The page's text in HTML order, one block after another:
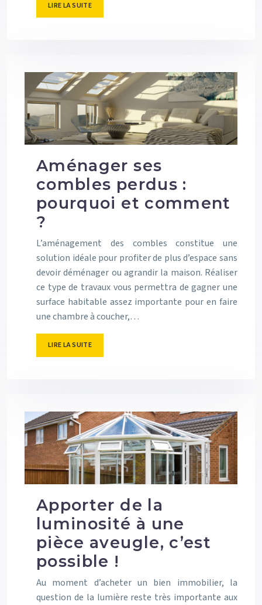
LIRE LA SUITE
Aménager ses
combles perdus :
pourquoi et comment
?
L’aménagement des combles constitue une
solution idéale pour profiter de plus d’espace sans
devoir déménager ou agrandir la maison. Réaliser
ce type de travaux vous permettra de gagner une
surface habitable assez importante pour en faire
une chambre à coucher,…
LIRE LA SUITE
Apporter de la
luminosité à une
pièce aveugle, c’est
possible !
Au moment d’acheter un bien immobilier, la
question de la lumière reste très importante aux